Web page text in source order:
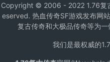
Copyright © 2006 - 2022 1.76复
eserved. 热血传奇SF游戏发布网
复古传奇和大极品传奇等为一
我们是最权威的